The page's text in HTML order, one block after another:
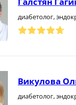
диабетолог,
Викулова
диабетолог,